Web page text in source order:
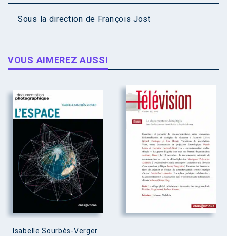
Sous la direction de François Jost
VOUS AIMEREZ AUSSI
Isabelle Sourbès-Verger